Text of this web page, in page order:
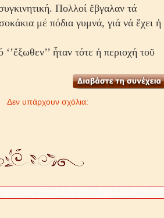
Πολλοί ἔβγαλαν τά
μέ πόδια γυμνά, γιά νά ἔχει ἡ
ἦταν τότε ἡ περιοχή τοῦ
Δεν υπάρχουν σχόλια: